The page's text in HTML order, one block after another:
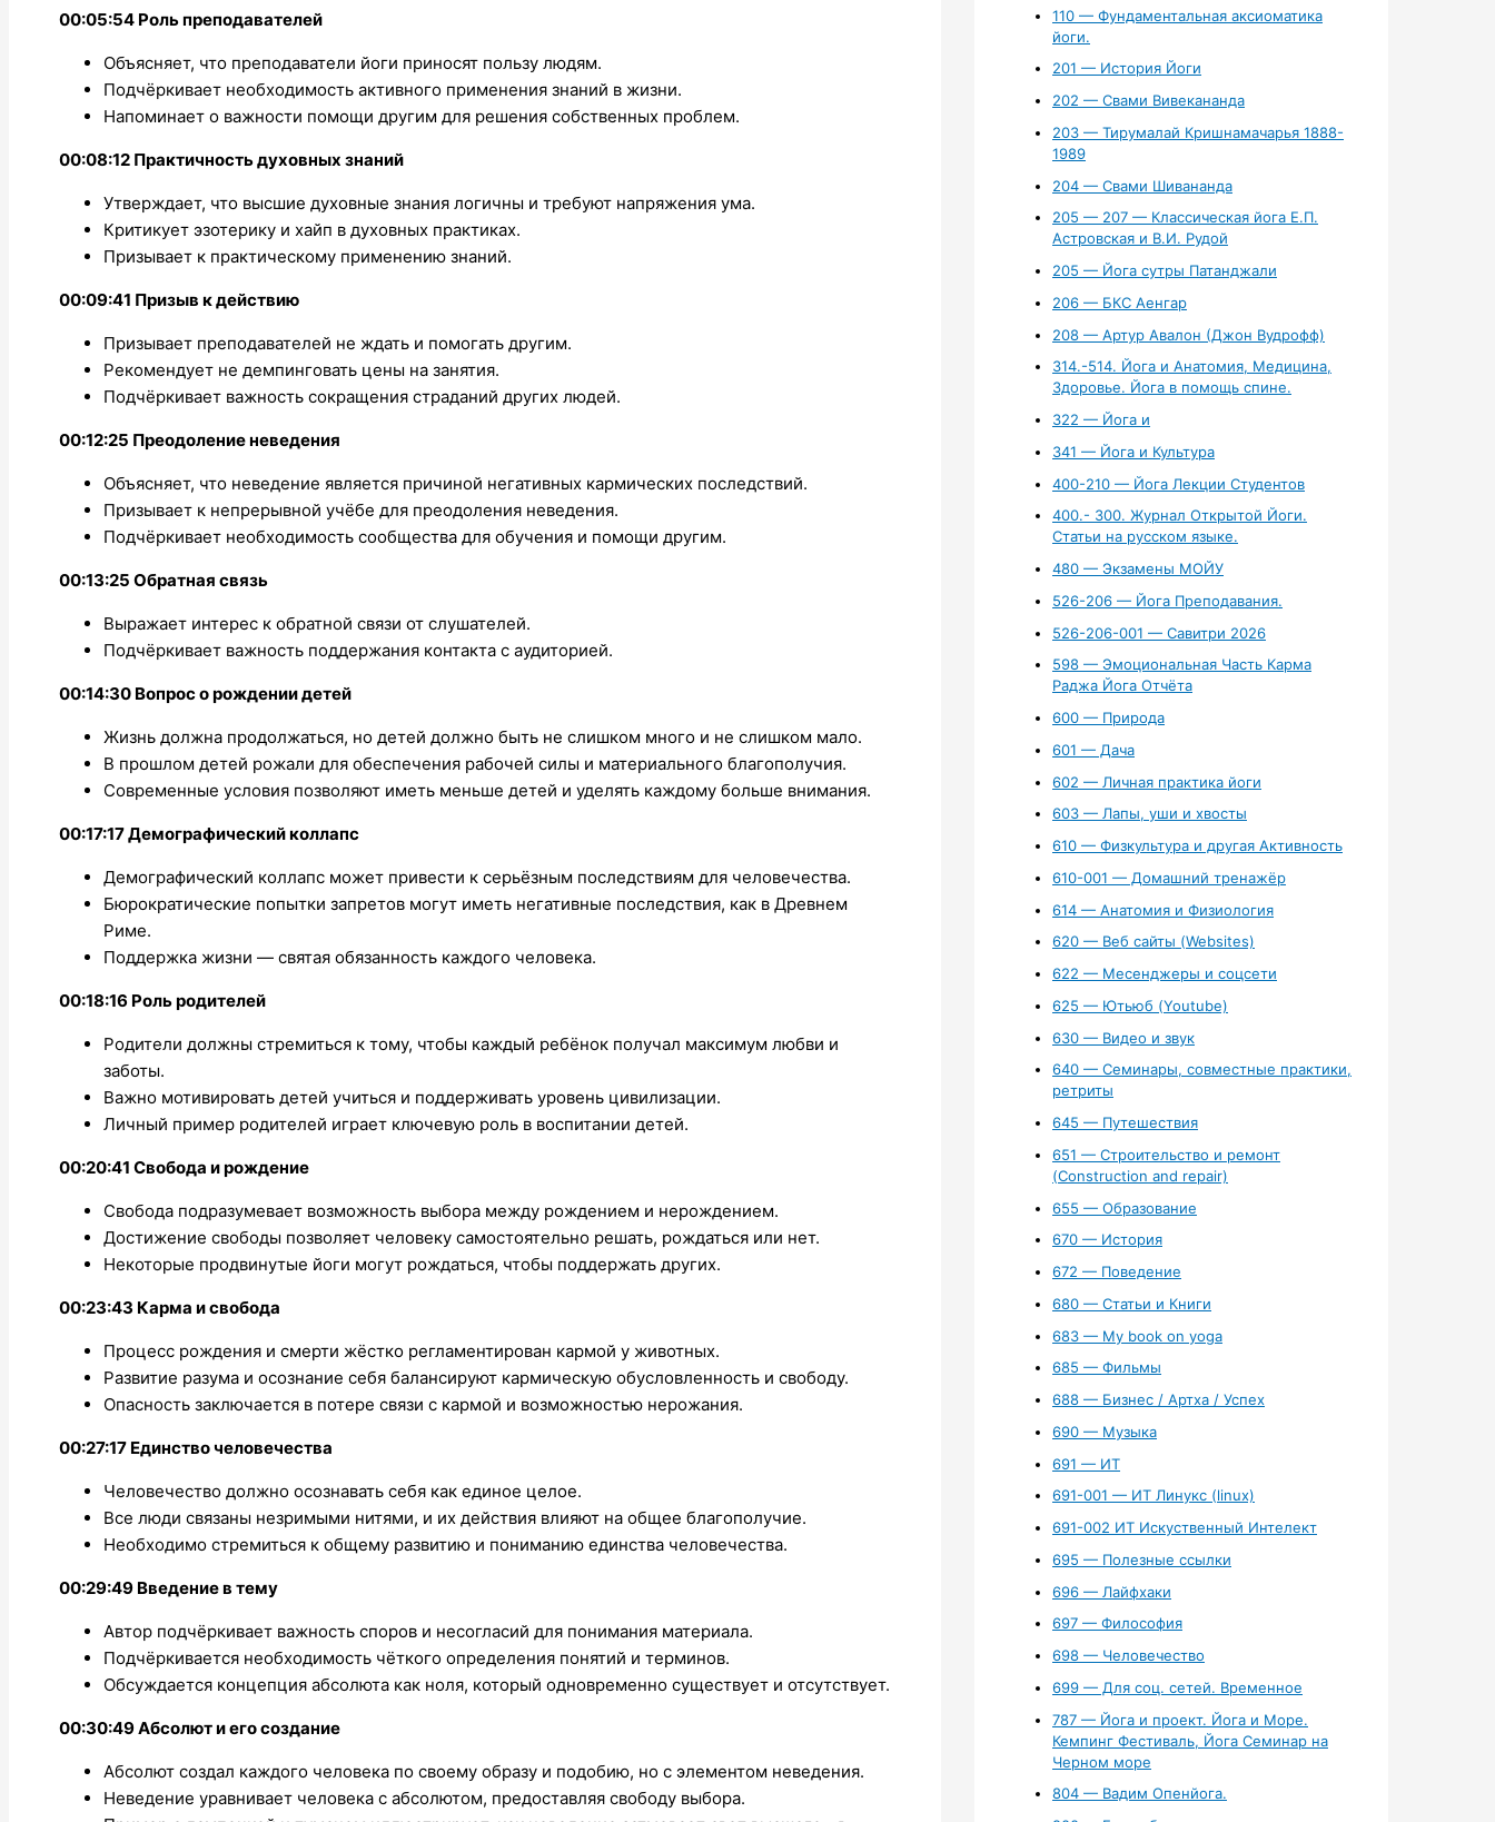
00:05:54 Роль преподавателей
Объясняет, что преподаватели йоги приносят пользу людям.
Подчёркивает необходимость активного применения знаний в жизни.
Напоминает о важности помощи другим для решения собственных проблем.
00:08:12 Практичность духовных знаний
Утверждает, что высшие духовные знания логичны и требуют напряжения ума.
Критикует эзотерику и хайп в духовных практиках.
Призывает к практическому применению знаний.
00:09:41 Призыв к действию
Призывает преподавателей не ждать и помогать другим.
Рекомендует не демпинговать цены на занятия.
Подчёркивает важность сокращения страданий других людей.
00:12:25 Преодоление неведения
Объясняет, что неведение является причиной негативных кармических последствий.
Призывает к непрерывной учёбе для преодоления неведения.
Подчёркивает необходимость сообщества для обучения и помощи другим.
00:13:25 Обратная связь
Выражает интерес к обратной связи от слушателей.
Подчёркивает важность поддержания контакта с аудиторией.
00:14:30 Вопрос о рождении детей
Жизнь должна продолжаться, но детей должно быть не слишком много и не слишком мало.
В прошлом детей рожали для обеспечения рабочей силы и материального благополучия.
Современные условия позволяют иметь меньше детей и уделять каждому больше внимания.
00:17:17 Демографический коллапс
Демографический коллапс может привести к серьёзным последствиям для человечества.
Бюрократические попытки запретов могут иметь негативные последствия, как в Древнем
Риме.
Поддержка жизни — святая обязанность каждого человека.
00:18:16 Роль родителей
Родители должны стремиться к тому, чтобы каждый ребёнок получал максимум любви и
заботы.
Важно мотивировать детей учиться и поддерживать уровень цивилизации.
Личный пример родителей играет ключевую роль в воспитании детей.
00:20:41 Свобода и рождение
Свобода подразумевает возможность выбора между рождением и нерождением.
Достижение свободы позволяет человеку самостоятельно решать, рождаться или нет.
Некоторые продвинутые йоги могут рождаться, чтобы поддержать других.
00:23:43 Карма и свобода
Процесс рождения и смерти жёстко регламентирован кармой у животных.
Развитие разума и осознание себя балансируют кармическую обусловленность и свободу.
Опасность заключается в потере связи с кармой и возможностью нерожания.
00:27:17 Единство человечества
Человечество должно осознавать себя как единое целое.
Все люди связаны незримыми нитями, и их действия влияют на общее благополучие.
Необходимо стремиться к общему развитию и пониманию единства человечества.
00:29:49 Введение в тему
Автор подчёркивает важность споров и несогласий для понимания материала.
Подчёркивается необходимость чёткого определения понятий и терминов.
Обсуждается концепция абсолюта как ноля, который одновременно существует и отсутствует.
00:30:49 Абсолют и его создание
Абсолют создал каждого человека по своему образу и подобию, но с элементом неведения.
Неведение уравнивает человека с абсолютом, предоставляя свободу выбора.
110 — Фундаментальная аксиоматика
йоги.
201 — История Йоги
202 — Свами Вивекананда
203 — Тирумалай Кришнамачарья 1888-
1989
204 — Свами Шивананда
205 — 207 — Классическая йога Е.П.
Астровская и В.И. Рудой
205 — Йога сутры Патанджали
206 — БКС Аенгар
208 — Артур Авалон (Джон Вудрофф)
314.-514. Йога и Анатомия, Медицина,
Здоровье. Йога в помощь спине.
322 — Йога и
341 — Йога и Культура
400-210 — Йога Лекции Студентов
400.- 300. Журнал Открытой Йоги.
Статьи на русском языке.
480 — Экзамены МОЙУ
526-206 — Йога Преподавания.
526-206-001 — Савитри 2026
598 — Эмоциональная Часть Карма
Раджа Йога Отчёта
600 — Природа
601 — Дача
602 — Личная практика йоги
603 — Лапы, уши и хвосты
610 — Физкультура и другая Активность
610-001 — Домашний тренажёр
614 — Анатомия и Физиология
620 — Веб сайты (Websites)
622 — Месенджеры и соцсети
625 — Ютьюб (Youtube)
630 — Видео и звук
640 — Семинары, совместные практики,
ретриты
645 — Путешествия
651 — Строительство и ремонт
(Construction and repair)
655 — Образование
670 — История
672 — Поведение
680 — Статьи и Книги
683 — My book on yoga
685 — Фильмы
688 — Бизнес / Артха / Успех
690 — Музыка
691 — ИТ
691-001 — ИТ Линукс (linux)
691-002 ИТ Искуственный Интелект
695 — Полезные ссылки
696 — Лайфхаки
697 — Философия
698 — Человечество
699 — Для соц. сетей. Временное
787 — Йога и проект. Йога и Море.
Кемпинг Фестиваль, Йога Семинар на
Черном море
804 — Вадим Опенйога.